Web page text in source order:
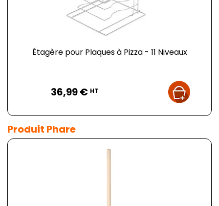
Étagère pour Plaques à Pizza - 11 Niveaux
36,99 € HT
Produit Phare